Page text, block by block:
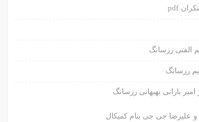
الفتی رزسانگ
رزسانگ
امیر بارانی بهبهانی رزسانگ
علیرضا جی جی بنام کمیکال